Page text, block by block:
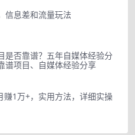
信息差和流量玩法
是否靠谱？五年自媒体经验分
谱项目、自媒体经验分享
赚1万+，实用方法，详细实操